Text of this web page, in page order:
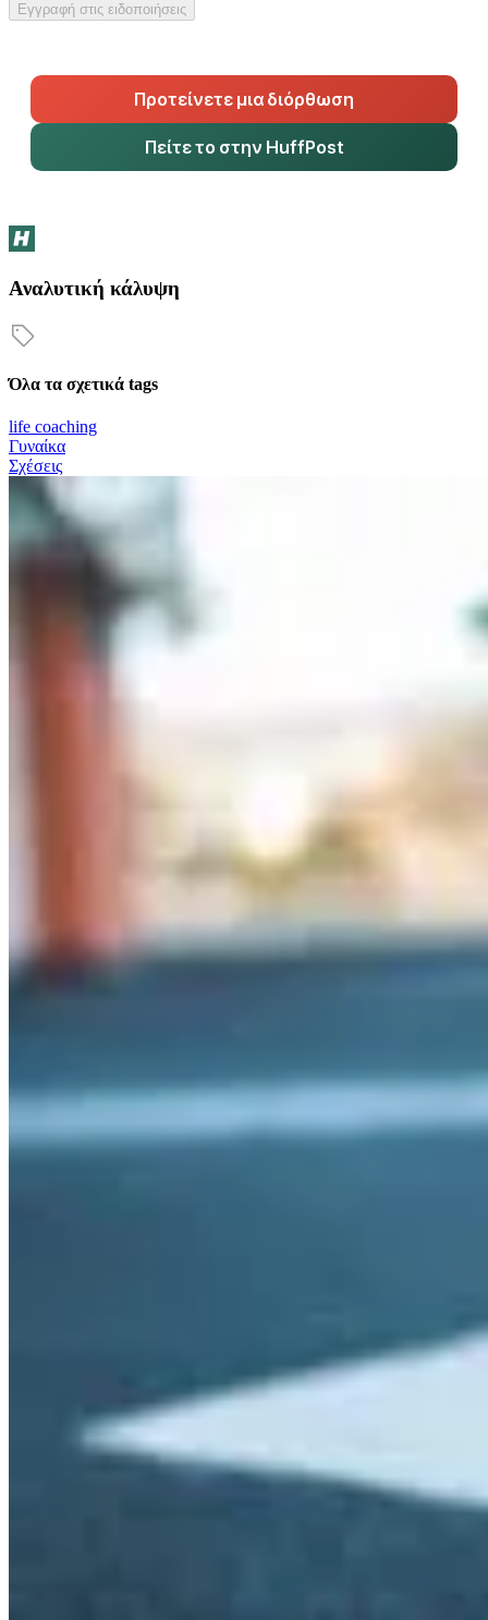
Εγγραφή στις ειδοποιήσεις
Προτείνετε μια διόρθωση
Πείτε το στην HuffPost
Αναλυτική κάλυψη
Όλα τα σχετικά tags
life coaching
Γυναίκα
Σχέσεις